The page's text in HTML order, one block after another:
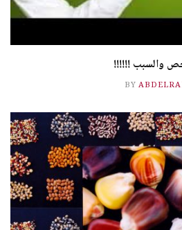
والسبب !!!!!!
BY